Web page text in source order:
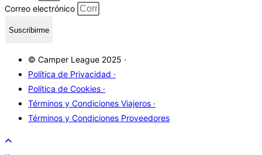
Correo electrónico
Suscribirme
© Camper League 2025 ·
Política de Privacidad ·
Política de Cookies ·
Términos y Condiciones Viajeros ·
Términos y Condiciones Proveedores